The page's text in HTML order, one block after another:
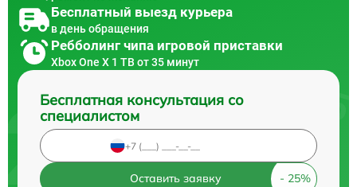
Бесплатный выезд курьера
в день обращения
Ребболинг чипа игровой приставки
Xbox One X 1 TB от 35 минут
Бесплатная консультация со
специалистом
Оставить заявку